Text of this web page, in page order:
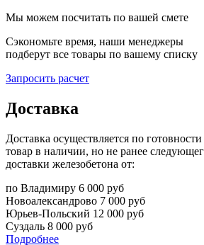
Мы можем посчитать по вашей смете
Сэкономьте время, наши менеджеры
подберут все товары по вашему списку
Запросить расчет
Доставка
Доставка осуществляется по готовности
товар в наличии, но не ранее
доставки железобетона от:
по Владимиру 6 000 руб
Новоалександрово 7 000 руб
Юрьев-Польский 12 000 руб
Суздаль 8 000 руб
Подробнее